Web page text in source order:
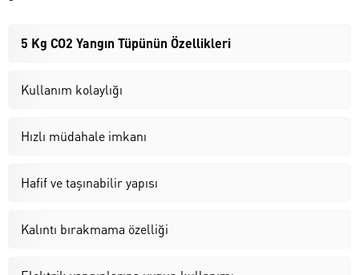
5 Kg CO2 Yangın Tüpünün Özellikleri
Kullanım kolaylığı
Hızlı müdahale imkanı
Hafif ve taşınabilir yapısı
Kalıntı bırakmama özelliği